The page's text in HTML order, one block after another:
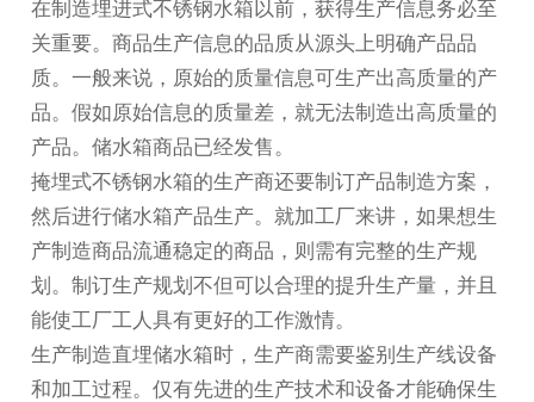
在制造埋进式不锈钢水箱以前，获得生产信息务必至
关重要。商品生产信息的品质从源头上明确产品品
质。一般来说，原始的质量信息可生产出高质量的产
品。假如原始信息的质量差，就无法制造出高质量的
产品。储水箱商品已经发售。
掩埋式不锈钢水箱的生产商还要制订产品制造方案，
然后进行储水箱产品生产。就加工厂来讲，如果想生
产制造商品流通稳定的商品，则需有完整的生产规
划。制订生产规划不但可以合理的提升生产量，并且
能使工厂工人具有更好的工作激情。
生产制造直埋储水箱时，生产商需要鉴别生产线设备
和加工过程。仅有先进的生产技术和设备才能确保生